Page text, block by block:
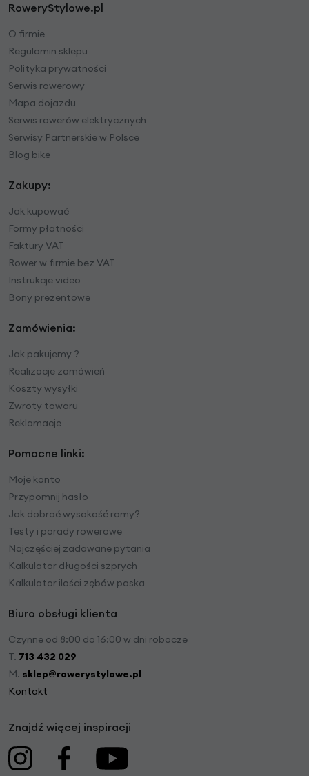
RoweryStylowe.pl
O firmie
Regulamin sklepu
Polityka prywatności
Serwis rowerowy
Mapa dojazdu
Serwis rowerów elektrycznych
Serwisy Partnerskie w Polsce
Blog bike
Zakupy:
Jak kupować
Formy płatności
Faktury VAT
Rower w firmie bez VAT
Instrukcje video
Bony prezentowe
Zamówienia:
Jak pakujemy ?
Realizacje zamówień
Koszty wysyłki
Zwroty towaru
Reklamacje
Pomocne linki:
Moje konto
Przypomnij hasło
Jak dobrać wysokość ramy?
Testy i porady rowerowe
Najczęściej zadawane pytania
Kalkulator długości szprych
Kalkulator ilości zębów paska
Biuro obsługi klienta
Czynne od 8:00 do 16:00 w dni robocze
T. 713 432 029
M. sklep@rowerystylowe.pl
Kontakt
Znajdź więcej inspiracji